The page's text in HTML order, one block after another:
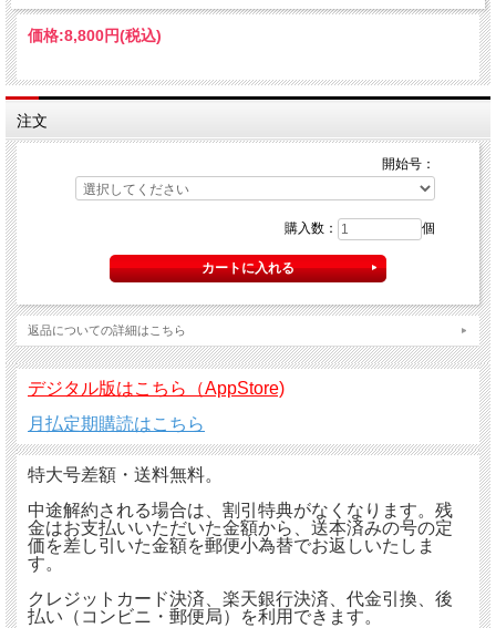
価格:8,800円(税込)
注文
開始号：
購入数： 個
返品についての詳細はこちら
デジタル版はこちら（AppStore)
月払定期購読はこちら
特大号差額・送料無料。
中途解約される場合は、割引特典がなくなります。残
金はお支払いいただいた金額から、送本済みの号の定
価を差し引いた金額を郵便小為替でお返しいたしま
す。
クレジットカード決済、楽天銀行決済、代金引換、後
払い（コンビニ・郵便局）を利用できます。